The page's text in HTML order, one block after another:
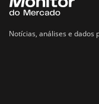
Notícias, análises e dados